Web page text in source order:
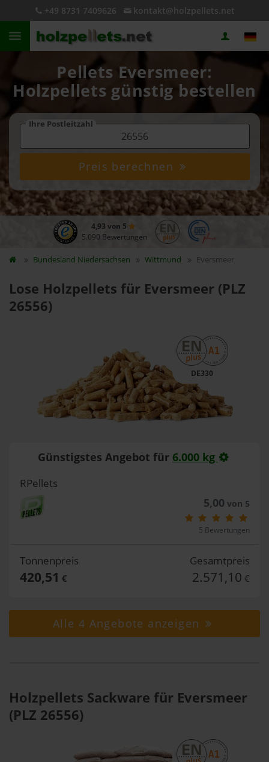
+49 8731 7409626 kontakt@holzpellets.net
Pellets Eversmeer:
Holzpellets günstig bestellen
Ihre Postleitzahl
Preis berechnen
4,93 von 5
5.090 Bewertungen
Bundesland Niedersachsen Wittmund Eversmeer
Lose Holzpellets für Eversmeer (PLZ
26556)
DE330
Günstigstes Angebot für 6.000 kg
RPellets
5,00 von 5
5 Bewertungen
Tonnenpreis
420,51 €
Gesamtpreis
2.571,10 €
Alle 4 Angebote anzeigen
Holzpellets Sackware für Eversmeer
(PLZ 26556)